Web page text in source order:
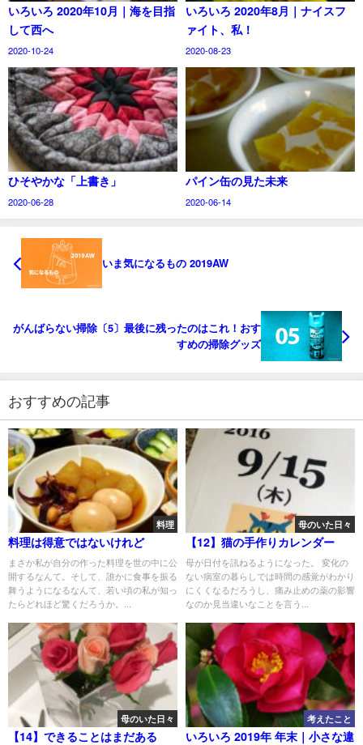
いろいろ 2020年10月｜海を目指
して西へ
2020-10-24
いろいろ 2020年8月｜ナイスフ
ァイト、私！
2020-08-23
ひそやかな「上書き」
2020-06-28
パイン缶の見た未来
2020-06-14
いま気になるもの 2019AW
がんばらない掃除〔5〕最後に残ったのはこれ！おす
すめの掃除グッズ
おすすめの記事
料理
料理は得意ではないけれど
まさか私が自分の作った料理を世の中に公
開するなんて。そして、誰かに食事を振る
舞うようになるなんて、若い頃の私が知っ
たらどれほど驚くだろうか。...
母のいた日々
【12】猫の手作りカレンダー
母が日付を訊ねるようになった。 変化の
ない病室の暮らしでは時間の感覚がわかり
にくくなるだろうし、痛み止めの薬の影響
なのか見当違いなことを言う...
母のいた日々
【14】できることはまだある
考えたこと
いろいろ 2019年 年末｜小さな違